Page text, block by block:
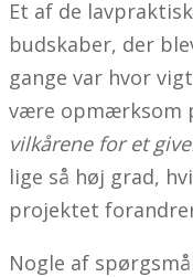
Et af de
budskaber, der
gange var hvor
være opmærksom
vilkårene for et
lige så høj grad,
projektet
Nogle af